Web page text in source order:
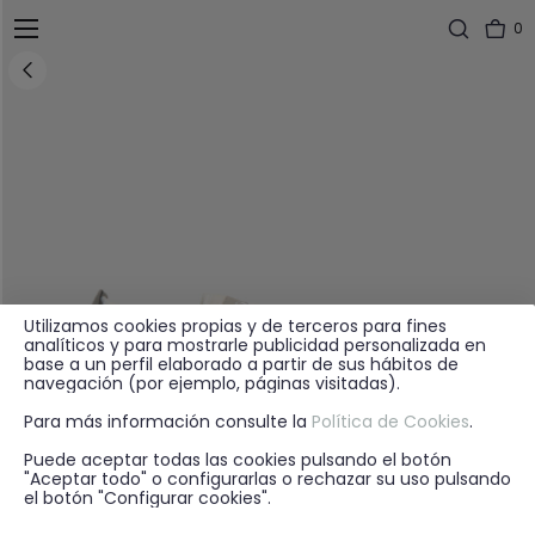
0
Utilizamos cookies propias y de terceros para fines
analíticos y para mostrarle publicidad personalizada en
base a un perfil elaborado a partir de sus hábitos de
navegación (por ejemplo, páginas visitadas).
Para más información consulte la Política de Cookies.
Puede aceptar todas las cookies pulsando el botón
"Aceptar todo" o configurarlas o rechazar su uso pulsando
el botón "Configurar cookies".